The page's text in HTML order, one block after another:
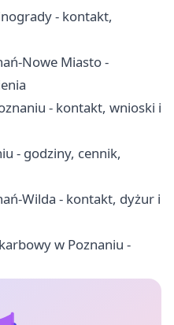
- kontakt,
Nowe Miasto -
- kontakt, wnioski i
- godziny, cennik,
Wilda - kontakt, dyżur i
w Poznaniu -